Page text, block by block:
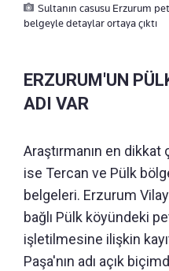
Sultanın casusu Erzurum
belgeyle detaylar ortaya çıktı
ERZURUM'UN
ADI VAR
Araştırmanın en
ise Tercan ve Pülk
belgeleri. Erzurum
bağlı Pülk köyündeki
işletilmesine ilişkin
Paşa'nın adı açık